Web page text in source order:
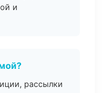
и
рассылки